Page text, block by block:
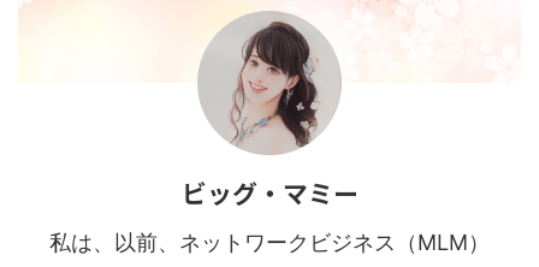
ビッグ・マミー
私は、以前、ネットワークビジネス（MLM）